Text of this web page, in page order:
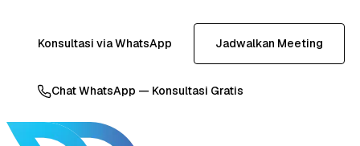
Konsultasi via WhatsApp Jadwalkan Meeting
Chat WhatsApp — Konsultasi Gratis